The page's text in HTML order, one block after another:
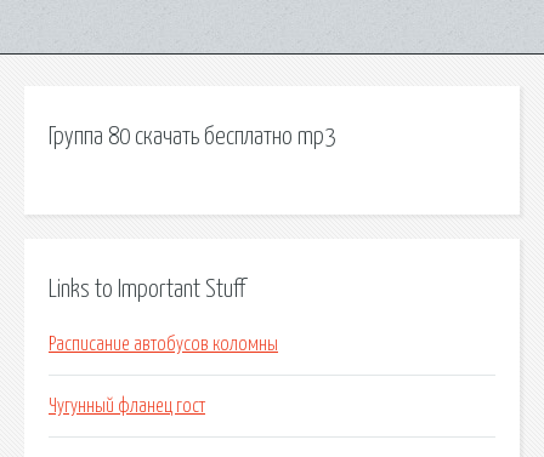
Группа 80 скачать бесплатно mp3
Links to Important Stuff
Расписание автобусов коломны
Чугунный фланец гост